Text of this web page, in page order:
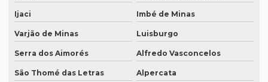
Ijaci Imbé de Minas
Varjão de Minas Luisburgo
Serra dos Aimorés Alfredo Vasconcelos
São Thomé das Letras Alpercata